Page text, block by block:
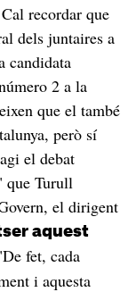
recordar que
dels juntaires a
candidata
2 a la
que el també
però sí
el debat
que Turull
el dirigent
aquest
fet, cada
i aquesta